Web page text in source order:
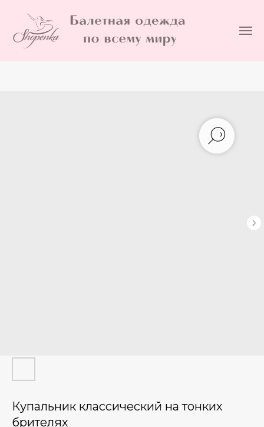
Купальник классический на тонких
брителях